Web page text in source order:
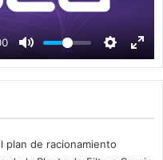
plan de racionamiento